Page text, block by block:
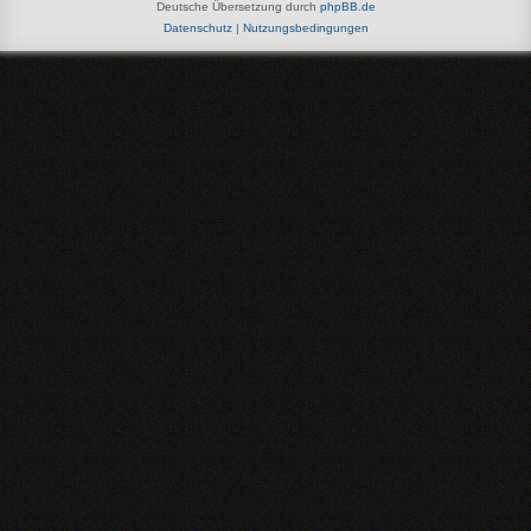
Deutsche Übersetzung durch phpBB.de
Datenschutz| Nutzungsbedingungen